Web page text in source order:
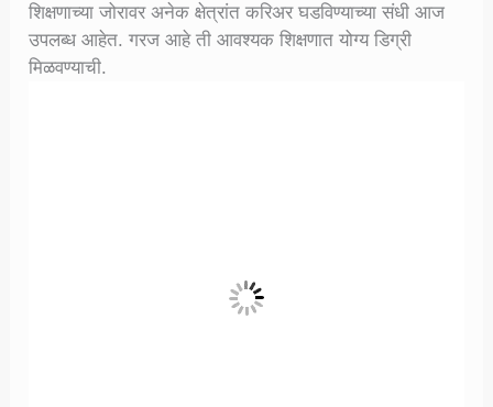
शिक्षणाच्या जोरावर अनेक क्षेत्रांत करिअर घडविण्याच्या संधी आज
उपलब्ध आहेत. गरज आहे ती आवश्यक शिक्षणात योग्य डिग्री
मिळवण्याची.